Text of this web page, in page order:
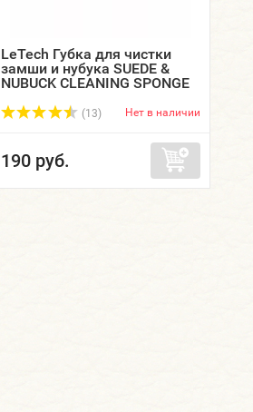
LeTech Губка для чистки
замши и нубука SUEDE &
NUBUCK CLEANING SPONGE
(13) Нет в наличии
190 руб.